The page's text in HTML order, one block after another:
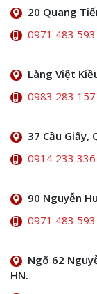
20 Quang
0971 483 593
Làng Việt
0983 283 157
37 Cầu Giấy,
0914 233 336
90 Nguyễn
0971 483 593
Ngõ 62
HN.